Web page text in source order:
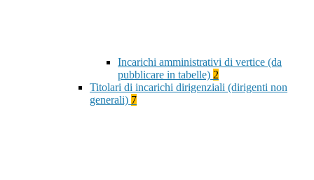
Incarichi amministrativi di vertice (da
pubblicare in tabelle) 2
Titolari di incarichi dirigenziali (dirigenti non
generali) 7